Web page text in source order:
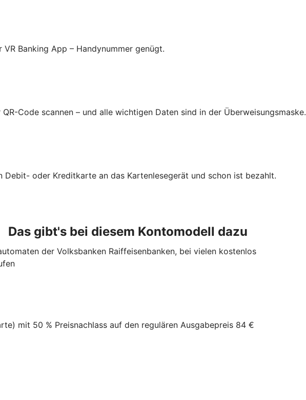
Banking App – Handynummer genügt.
Code scannen – und alle wichtigen Daten sind in der Überweisungsmaske.
oder Kreditkarte an das Kartenlesegerät und schon ist bezahlt.
Das gibt's bei diesem Kontomodell dazu
der Volksbanken Raiffeisenbanken, bei vielen kostenlos
mit 50 % Preisnachlass auf den regulären Ausgabepreis 84 €